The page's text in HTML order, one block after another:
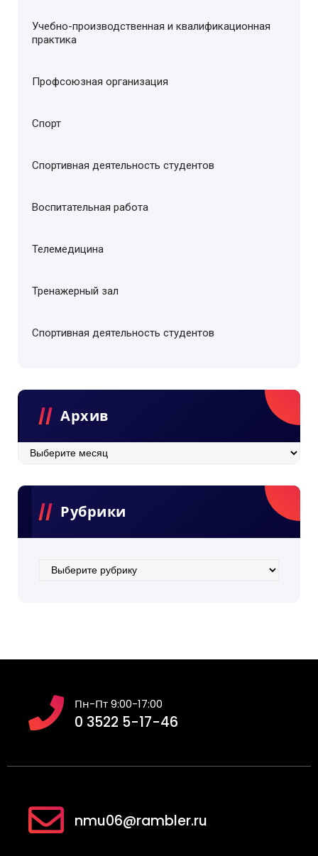
Учебно-производственная и квалификационная
практика
Профсоюзная организация
Спорт
Спортивная деятельность студентов
Воспитательная работа
Телемедицина
Тренажерный зал
Спортивная деятельность студентов
Архив
Рубрики
Пн-Пт 9:00-17:00
0 3522 5-17-46
nmu06@rambler.ru